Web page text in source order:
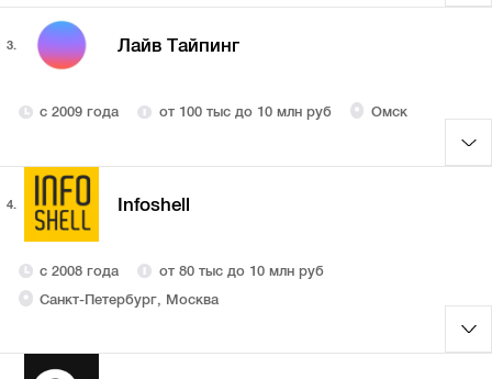
3. Лайв Тайпинг
с 2009 года от 100 тыс до 10 млн руб Омск
4. Infoshell
с 2008 года
от 80 тыс до 10 млн руб
Санкт-Петербург, Москва